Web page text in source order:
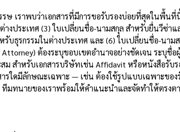
ษ เราพบว่าเอกสารที่มีการขอรับรองบ่อยที่สุดในพื้
ประเทศ (3) ใบเปลี่ยนชื่อ-นามสกุล สำหรับยื่นวีซ่า
ธุรกรรมในต่างประเทศ และ (6) ใบเปลี่ยนชื่อ-นาม
ต้องระบุขอบเขตอำนาจอย่างชัดเจน ระบุชื่
สำหรับเอกสารบริษัทเช่น Affidavit หรือหนังสือรับ
ใดมีลักษณะเฉพาะ — เช่น ต้องใช้รูปแบบเฉพาะขอ
มทนายของเราพร้อมให้คำแนะนำและจัดทำให้ตรง